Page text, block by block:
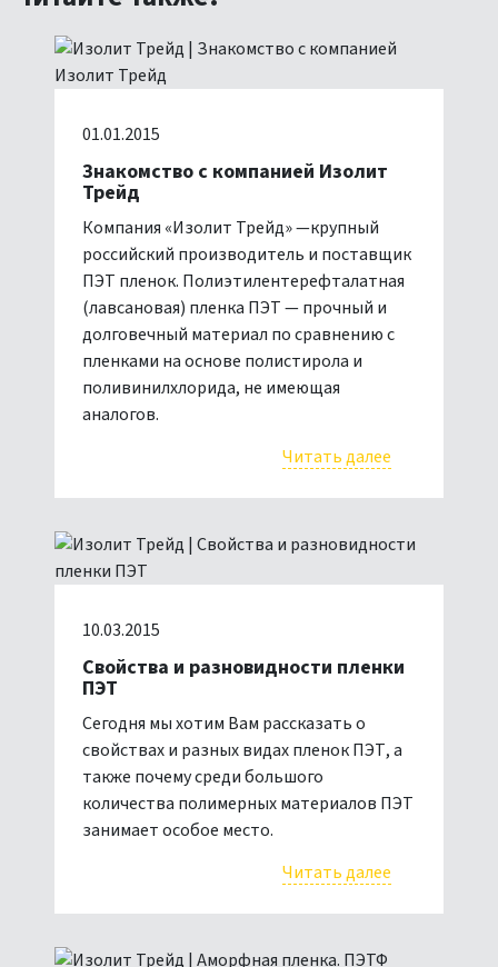
01.01.2015
Знакомство с компанией Изолит
Трейд
Компания «Изолит Трейд» —крупный
российский производитель и поставщик
ПЭТ пленок. Полиэтилентерефталатная
(лавсановая) пленка ПЭТ — прочный и
долговечный материал по сравнению с
пленками на основе полистирола и
поливинилхлорида, не имеющая
аналогов.
Читать далее
10.03.2015
Свойства и разновидности пленки
ПЭТ
Сегодня мы хотим Вам рассказать о
свойствах и разных видах пленок ПЭТ, а
также почему среди большого
количества полимерных материалов ПЭТ
занимает особое место.
Читать далее